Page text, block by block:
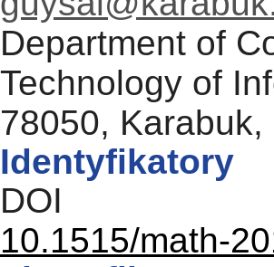
Department of
Technology of
78050, Karabuk,
Identyfikatory
DOI
10.1515/math-